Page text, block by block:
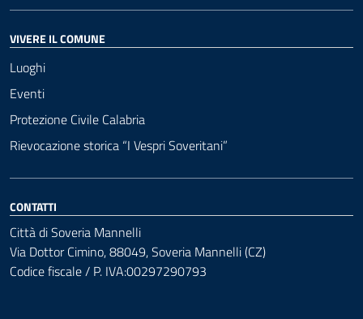
VIVERE IL COMUNE
Luoghi
Eventi
Protezione Civile Calabria
Rievocazione storica “I Vespri Soveritani”
CONTATTI
Città di Soveria Mannelli
Via Dottor Cimino, 88049, Soveria Mannelli (CZ)
Codice fiscale / P. IVA:00297290793